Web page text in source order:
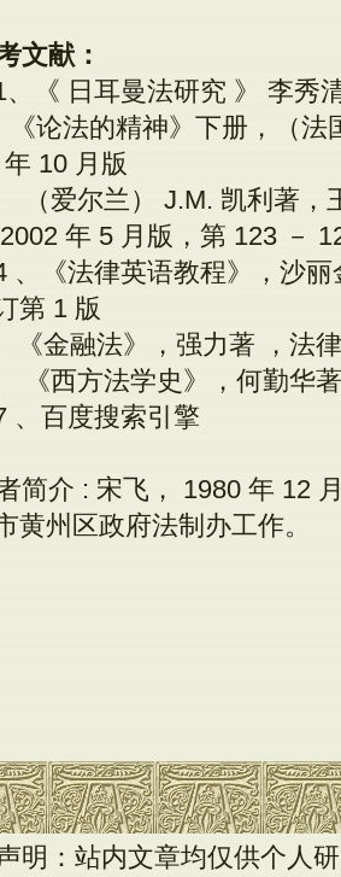
文献：
日耳曼法研究 》 李秀清
《论法的精神》下册，（
10 月版
（爱尔兰） J.M. 凯利著
年 5 月版，第 123 －
法律英语教程》，沙丽
第 1 版
《金融法》，强力著 ，法
《西方法学史》，何勤华
百度搜索引擎
简介 : 宋飞， 1980 年 12
黄州区政府法制办工作。
明：站内文章均仅供个人